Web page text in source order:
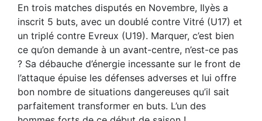
En trois matches disputés en Novembre, Ilyès a
inscrit 5 buts, avec un doublé contre Vitré (U17) et
un triplé contre Evreux (U19). Marquer, c’est bien
ce qu’on demande à un avant-centre, n’est-ce pas
? Sa débauche d’énergie incessante sur le front de
l’attaque épuise les défenses adverses et lui offre
bon nombre de situations dangereuses qu’il sait
parfaitement transformer en buts. L’un des